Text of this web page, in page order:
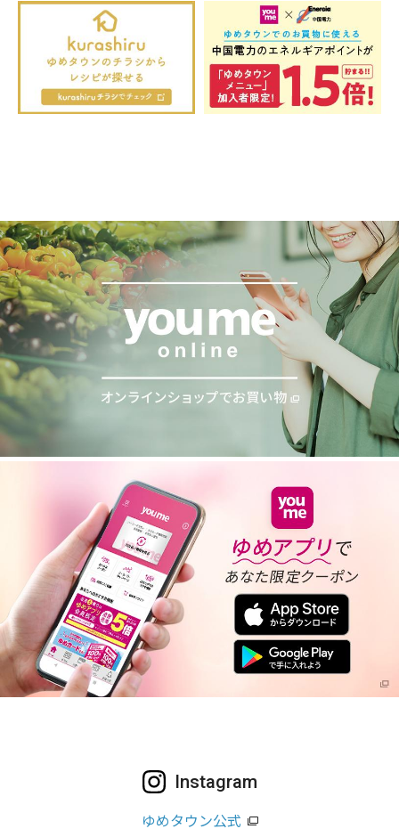
Instagram
ゆめタウン公式